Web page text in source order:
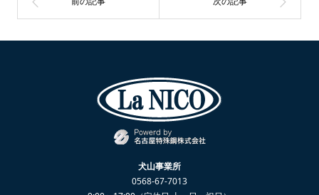
犬山事業所
0568-67-7013